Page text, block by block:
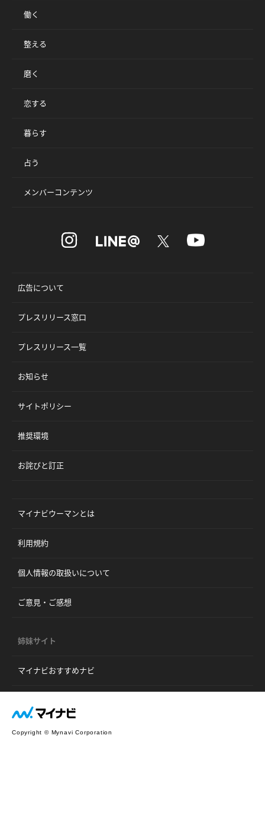
働く
整える
磨く
恋する
暮らす
占う
メンバーコンテンツ
広告について
プレスリリース窓口
プレスリリース一覧
お知らせ
サイトポリシー
推奨環境
お詫びと訂正
マイナビウーマンとは
利用規約
個人情報の取扱いについて
ご意見・ご感想
姉妹サイト
マイナビおすすめナビ
Copyright © Mynavi Corporation